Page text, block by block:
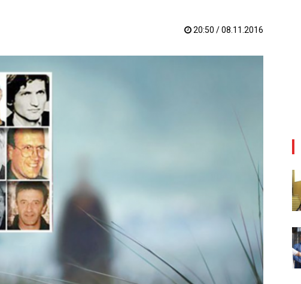
20:50 / 08.11.2016